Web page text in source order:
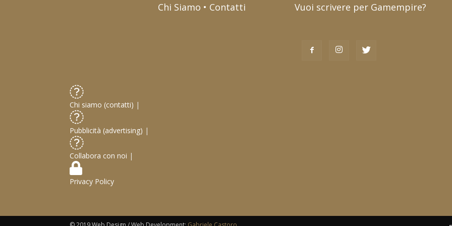
Chi Siamo • Contatti Vuoi scrivere per Gamempire?
Chi siamo (contatti) |
Pubblicità (advertising) |
Collabora con noi |
Privacy Policy